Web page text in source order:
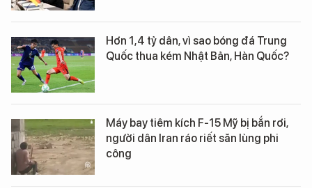
Hơn 1,4 tỷ dân, vì sao bóng đá Trung
Quốc thua kém Nhật Bản, Hàn Quốc?
Máy bay tiêm kích F-15 Mỹ bị bắn rơi,
người dân Iran ráo riết săn lùng phi
công